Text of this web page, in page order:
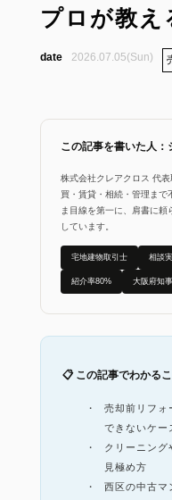
プロが教え
2026.07.05(Sun)
この記事を書いた人：
株式会社クレアクロス 代
買・賃貸・相続・管理まで
ま目線を第一に、肩書に
しています。
宅地建物取引士 相談
紹介率80% 大阪府知
📋 この記事でわかるこ
売却前リフォ
できないケー
クリーニング
見極め方
西区の中古マ